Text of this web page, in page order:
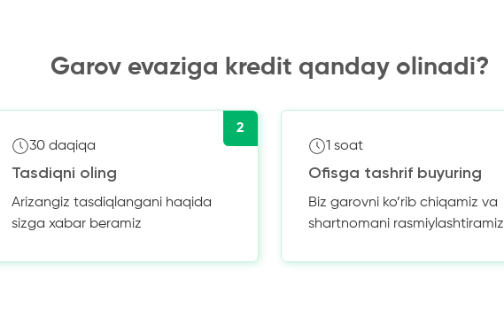
Garov evaziga kredit qanday olinadi?
2
30 daqiqa
Tasdiqni oling
Arizangiz tasdiqlangani haqida
sizga xabar beramiz
1 soat
Ofisga tashrif buyuring
Biz garovni ko’rib chiqamiz va
shartnomani rasmiylashtiramiz